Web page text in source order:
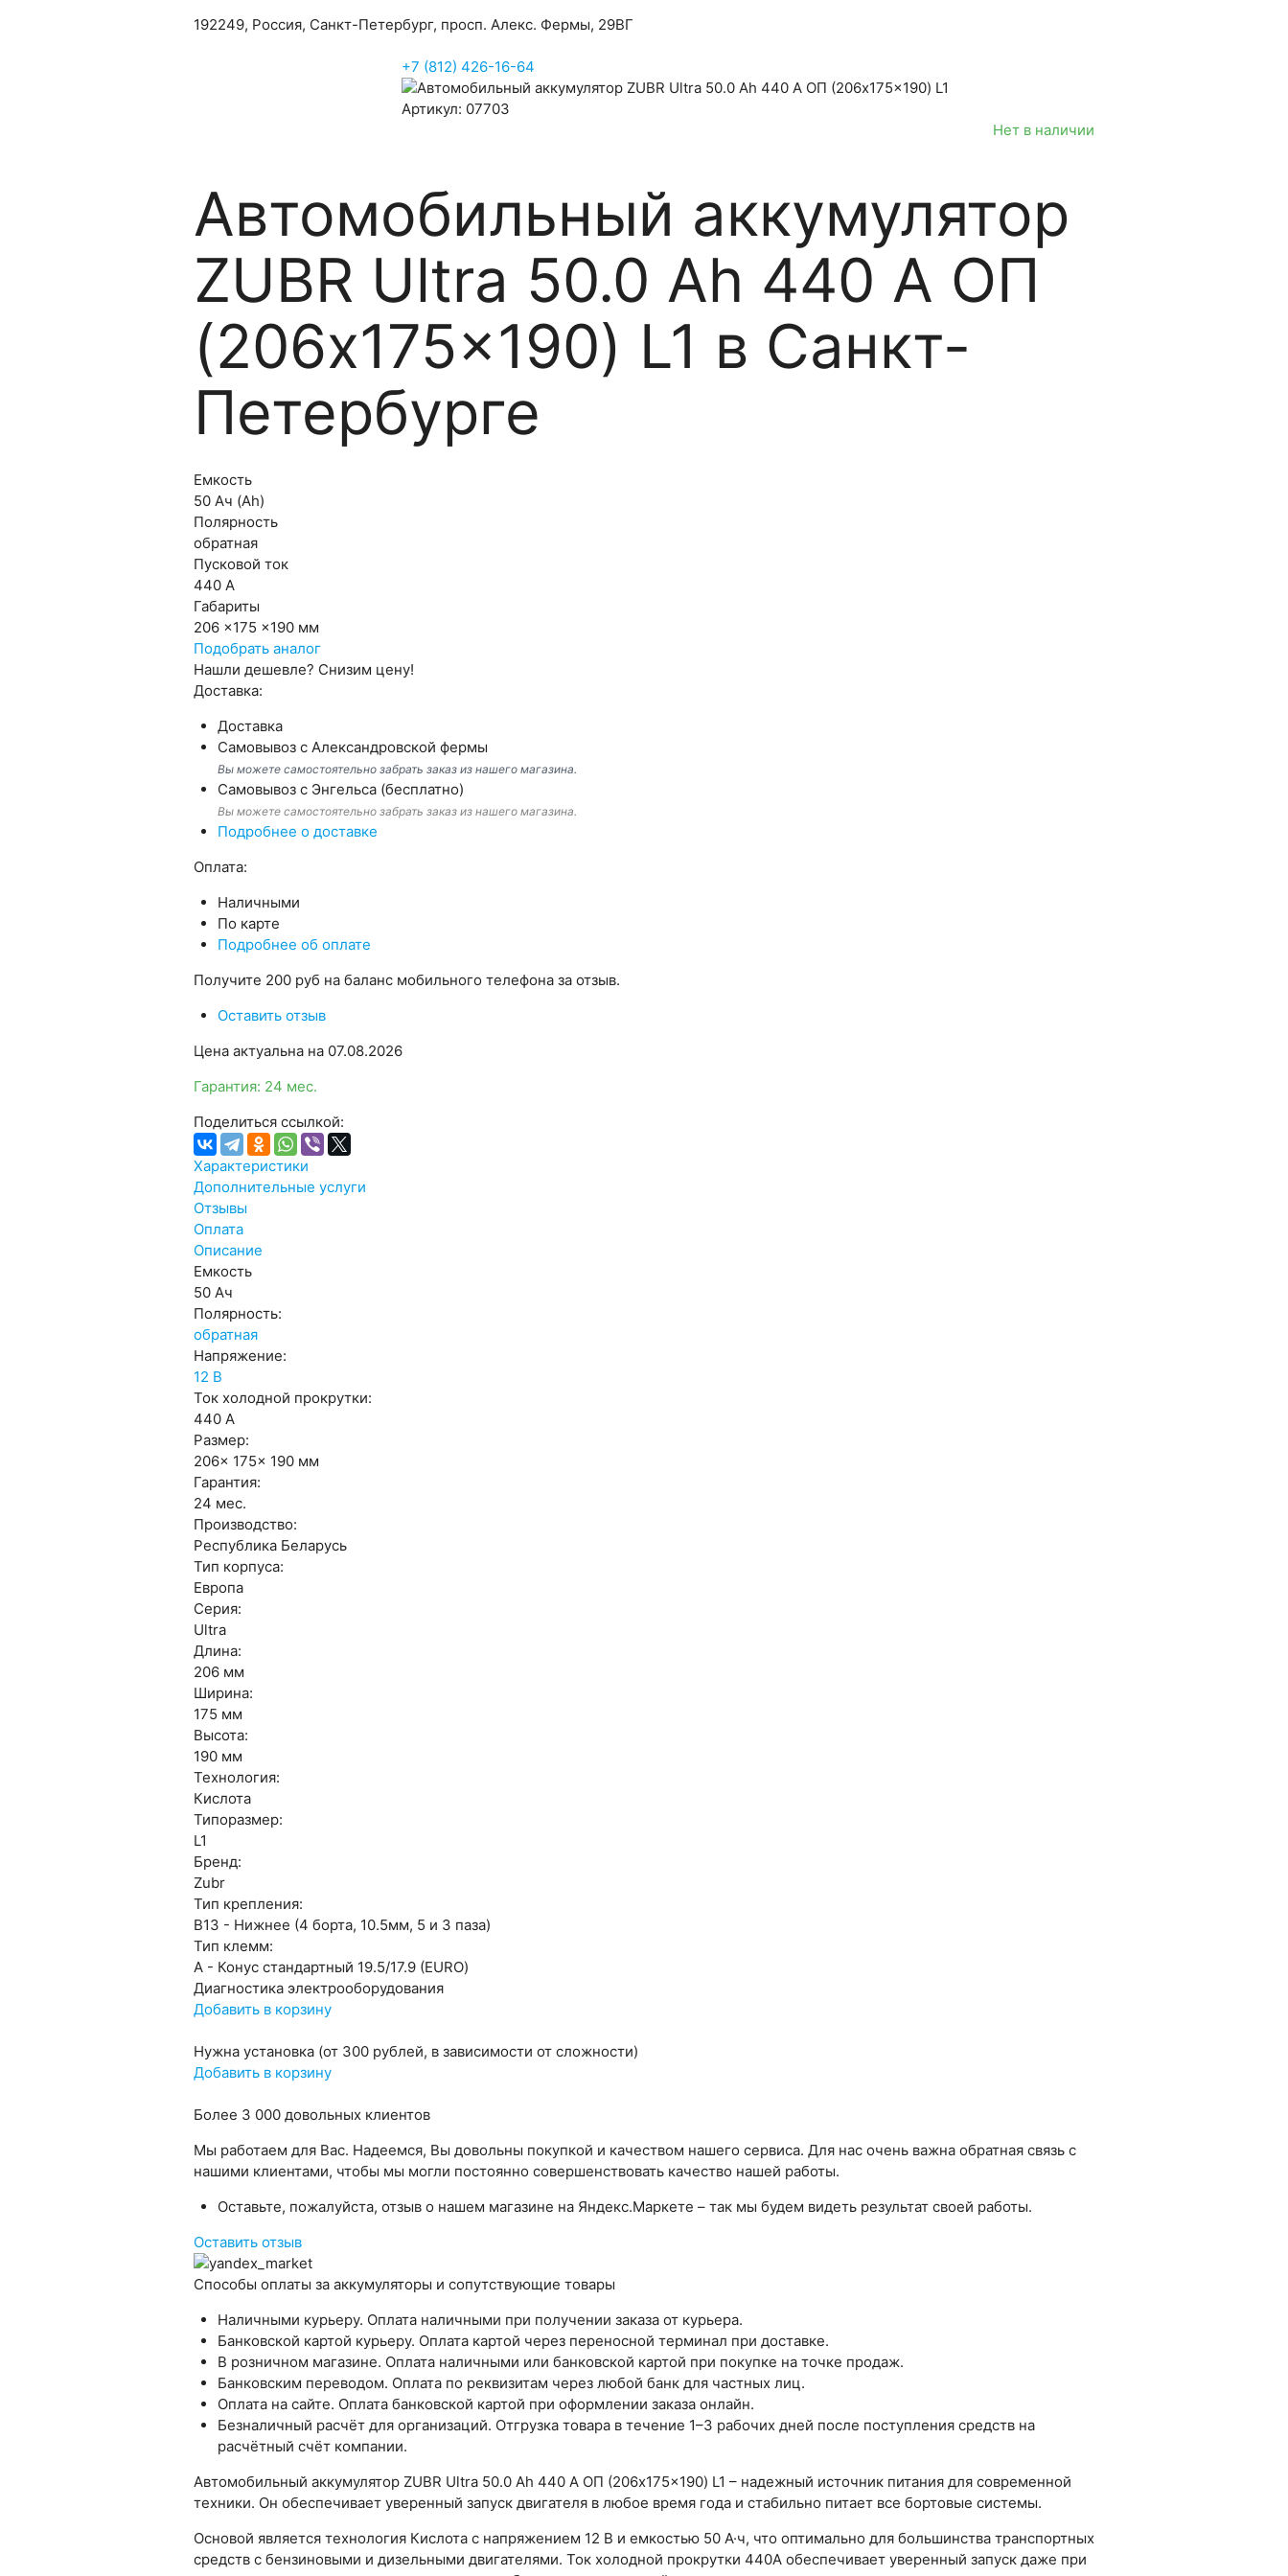
+7 (812) 426-16-64
192249, Россия, Санкт-Петербург, просп. Алекс. Фермы, 29ВГ
+7 (812) 426-16-64
Артикул: 07703
Нет в наличии
Автомобильный аккумулятор
ZUBR Ultra 50.0 Ah 440 A ОП
(206x175x190) L1 в Санкт-
Петербурге
Емкость
50 Ач (Ah)
Полярность
обратная
Пусковой ток
440 А
Габариты
206 x175 x190 мм
Подобрать аналог
Нашли дешевле? Снизим цену!
Доставка:
Доставка
Самовывоз с Александровской фермы
Вы можете самостоятельно забрать заказ из нашего магазина.
Самовывоз с Энгельса (бесплатно)
Вы можете самостоятельно забрать заказ из нашего магазина.
Подробнее о доставке
Оплата:
Наличными
По карте
Подробнее об оплате
Получите 200 руб на баланс мобильного телефона за отзыв.
Оставить отзыв
Цена актуальна на 07.08.2026
Гарантия: 24 мес.
Поделиться ссылкой:
Характеристики
Дополнительные услуги
Отзывы
Оплата
Описание
Емкость
50 Ач
Полярность:
обратная
Напряжение:
12 В
Ток холодной прокрутки:
440 А
Размер:
206x 175x 190 мм
Гарантия:
24 мес.
Производство:
Республика Беларусь
Тип корпуса:
Европа
Серия:
Ultra
Длина:
206 мм
Ширина:
175 мм
Высота:
190 мм
Технология:
Кислота
Типоразмер:
L1
Бренд:
Zubr
Тип крепления:
B13 - Нижнее (4 борта, 10.5мм, 5 и 3 паза)
Тип клемм:
A - Конус стандартный 19.5/17.9 (EURO)
Диагностика электрооборудования
Добавить в корзину
Нужна установка (от 300 рублей, в зависимости от сложности)
Добавить в корзину
Более 3 000довольных клиентов
Мы работаем для Вас. Надеемся, Вы довольны покупкой и качеством нашего сервиса. Для нас очень важна обратная связь с
нашими клиентами, чтобы мы могли постоянно совершенствовать качество нашей работы.
Оставьте, пожалуйста, отзыв о нашем магазине на Яндекс.Маркете – так мы будем видеть результат своей работы.
Оставить отзыв
Способы оплаты за аккумуляторы и сопутствующие товары
Наличными курьеру. Оплата наличными при получении заказа от курьера.
Банковской картой курьеру. Оплата картой через переносной терминал при доставке.
В розничном магазине. Оплата наличными или банковской картой при покупке на точке продаж.
Банковским переводом. Оплата по реквизитам через любой банк для частных лиц.
Оплата на сайте. Оплата банковской картой при оформлении заказа онлайн.
Безналичный расчёт для организаций. Отгрузка товара в течение 1–3 рабочих дней после поступления средств на
расчётный счёт компании.
Автомобильный аккумулятор ZUBR Ultra 50.0 Ah 440 A ОП (206x175x190) L1 – надежный источник питания для современной
техники. Он обеспечивает уверенный запуск двигателя в любое время года и стабильно питает все бортовые системы.
Основой является технология Кислота с напряжением 12 В и емкостью 50 А·ч, что оптимально для большинства транспортных
средств с бензиновыми и дизельными двигателями. Ток холодной прокрутки 440A обеспечивает уверенный запуск даже при